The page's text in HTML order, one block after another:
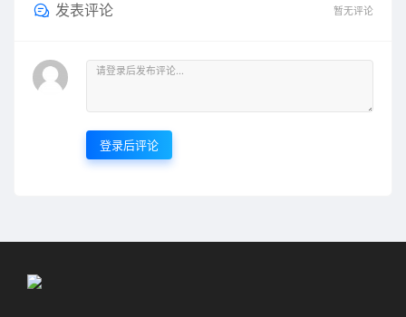
发表评论 暂无评论
登录后评论